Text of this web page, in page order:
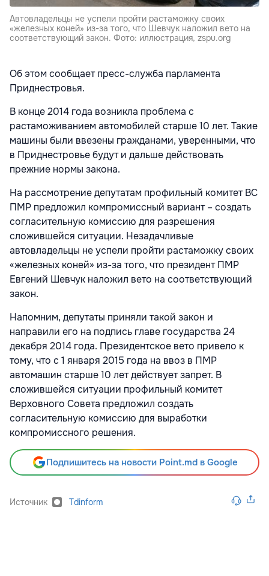
Автовладельцы не успели пройти растаможку своих
«железных коней» из-за того, что Шевчук наложил вето на
соответствующий закон. Фото: иллюстрация, zspu.org
Об этом сообщает пресс-служба парламента
Приднестровья.
В конце 2014 года возникла проблема с
растаможиванием автомобилей старше 10 лет. Такие
машины были ввезены гражданами, уверенными, что
в Приднестровье будут и дальше действовать
прежние нормы закона.
На рассмотрение депутатам профильный комитет ВС
ПМР предложил компромиссный вариант – создать
согласительную комиссию для разрешения
сложившейся ситуации. Незадачливые
автовладельцы не успели пройти растаможку своих
«железных коней» из-за того, что президент ПМР
Евгений Шевчук наложил вето на соответствующий
закон.
Напомним, депутаты приняли такой закон и
направили его на подпись главе государства 24
декабря 2014 года. Президентское вето привело к
тому, что с 1 января 2015 года на ввоз в ПМР
автомашин старше 10 лет действует запрет. В
сложившейся ситуации профильный комитет
Верховного Совета предложил создать
согласительную комиссию для выработки
компромиссного решения.
Подпишитесь на новости Point.md в Google
Источник Tdinform